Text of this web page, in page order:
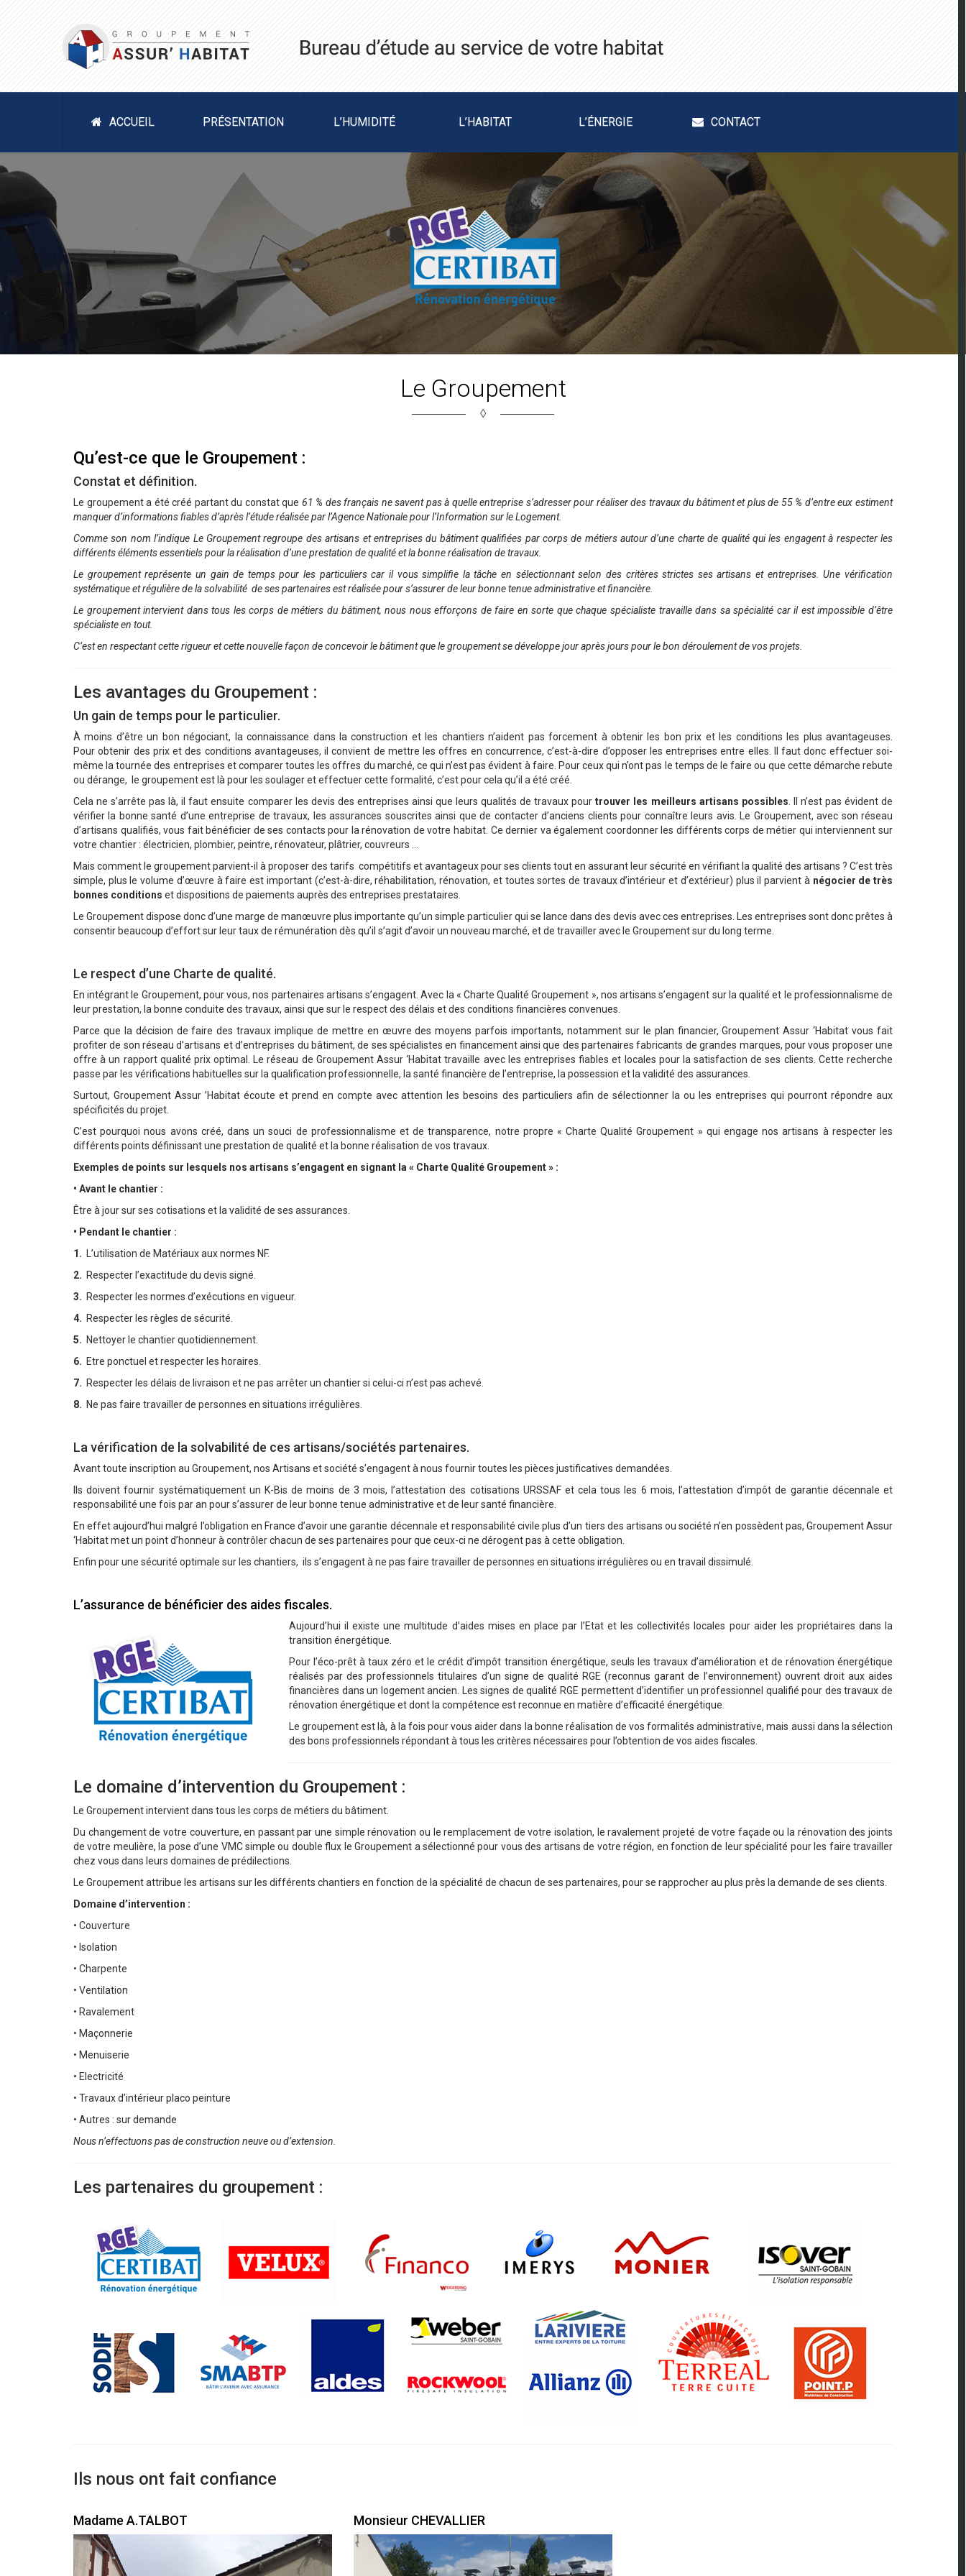
ACCUEIL PRÉSENTATION L’HUMIDITÉ L’HABITAT L’ÉNERGIE CONTACT
Le Groupement
◊
Qu’est-ce que le Groupement :
Constat et définition.
Le groupement a été créé partant du constat que 61 % des français ne savent pas à quelle entreprise s’adresser pour réaliser des travaux du bâtiment et plus de 55 % d’entre eux estiment
manquer d’informations fiables d’après l’étude réalisée par l’Agence Nationale pour l’Information sur le Logement.
Comme son nom l’indique Le Groupement regroupe des artisans et entreprises du bâtiment qualifiées par corps de métiers autour d’une charte de qualité qui les engagent à respecter les
différents éléments essentiels pour la réalisation d’une prestation de qualité et la bonne réalisation de travaux.
Le groupement représente un gain de temps pour les particuliers car il vous simplifie la tâche en sélectionnant selon des critères strictes ses artisans et entreprises. Une vérification
systématique et régulière de la solvabilité de ses partenaires est réalisée pour s’assurer de leur bonne tenue administrative et financière.
Le groupement intervient dans tous les corps de métiers du bâtiment, nous nous efforçons de faire en sorte que chaque spécialiste travaille dans sa spécialité car il est impossible d’être
spécialiste en tout.
C’est en respectant cette rigueur et cette nouvelle façon de concevoir le bâtiment que le groupement se développe jour après jours pour le bon déroulement de vos projets.
Les avantages du Groupement :
Un gain de temps pour le particulier.
À moins d’être un bon négociant, la connaissance dans la construction et les chantiers n’aident pas forcement à obtenir les bon prix et les conditions les plus avantageuses.
Pour obtenir des prix et des conditions avantageuses, il convient de mettre les offres en concurrence, c’est-à-dire d’opposer les entreprises entre elles. Il faut donc effectuer soi-
même la tournée des entreprises et comparer toutes les offres du marché, ce qui n’est pas évident à faire. Pour ceux qui n’ont pas le temps de le faire ou que cette démarche rebute
ou dérange, le groupement est là pour les soulager et effectuer cette formalité, c’est pour cela qu’il a été créé.
Cela ne s’arrête pas là, il faut ensuite comparer les devis des entreprises ainsi que leurs qualités de travaux pourtrouver les meilleurs artisans possibles . Il n’est pas évident de
vérifier la bonne santé d’une entreprise de travaux, les assurances souscrites ainsi que de contacter d’anciens clients pour connaître leurs avis. Le Groupement, avec son réseau
d’artisans qualifiés, vous fait bénéficier de ses contacts pour la rénovation de votre habitat. Ce dernier va également coordonner les différents corps de métier qui interviennent sur
votre chantier : électricien, plombier, peintre, rénovateur, plâtrier, couvreurs …
Mais comment le groupement parvient-il à proposer des tarifs compétitifs et avantageux pour ses clients tout en assurant leur sécurité en vérifiant la qualité des artisans ? C’est très
simple, plus le volume d’œuvre à faire est important (c’est-à-dire, réhabilitation, rénovation, et toutes sortes de travaux d’intérieur et d’extérieur) plus il parvient à négocier de très
bonnes conditions et dispositions de paiements auprès des entreprises prestataires.
Le Groupement dispose donc d’une marge de manœuvre plus importante qu’un simple particulier qui se lance dans des devis avec ces entreprises. Les entreprises sont donc prêtes à
consentir beaucoup d’effort sur leur taux de rémunération dès qu’il s’agit d’avoir un nouveau marché, et de travailler avec le Groupement sur du long terme.
Le respect d’une Charte de qualité.
En intégrant le Groupement, pour vous, nos partenaires artisans s’engagent. Avec la « Charte Qualité Groupement », nos artisans s’engagent sur la qualité et le professionnalisme de
leur prestation, la bonne conduite des travaux, ainsi que sur le respect des délais et des conditions financières convenues.
Parce que la décision de faire des travaux implique de mettre en œuvre des moyens parfois importants, notamment sur le plan financier, Groupement Assur ‘Habitat vous fait
profiter de son réseau d’artisans et d’entreprises du bâtiment, de ses spécialistes en financement ainsi que des partenaires fabricants de grandes marques, pour vous proposer une
offre à un rapport qualité prix optimal. Le réseau de Groupement Assur ‘Habitat travaille avec les entreprises fiables et locales pour la satisfaction de ses clients. Cette recherche
passe par les vérifications habituelles sur la qualification professionnelle, la santé financière de l’entreprise, la possession et la validité des assurances.
Surtout, Groupement Assur ’Habitat écoute et prend en compte avec attention les besoins des particuliers afin de sélectionner la ou les entreprises qui pourront répondre aux
spécificités du projet.
C’est pourquoi nous avons créé, dans un souci de professionnalisme et de transparence, notre propre « Charte Qualité Groupement » qui engage nos artisans à respecter les
différents points définissant une prestation de qualité et la bonne réalisation de vos travaux.
Exemples de points sur lesquels nos artisans s’engagent en signant la « Charte Qualité Groupement » :
• Avant le chantier :
Être à jour sur ses cotisations et la validité de ses assurances.
• Pendant le chantier :
1.
L’utilisation de Matériaux aux normes NF.
2. Respecter l’exactitude du devis signé.
3. Respecter les normes d’exécutions en vigueur.
4. Respecter les règles de sécurité.
5. Nettoyer le chantier quotidiennement.
6. Etre ponctuel et respecter les horaires.
7. Respecter les délais de livraison et ne pas arrêter un chantier si celui-ci n’est pas achevé.
8. Ne pas faire travailler de personnes en situations irrégulières.
La vérification de la solvabilité de ces artisans/sociétés partenaires.
Avant toute inscription au Groupement, nos Artisans et société s’engagent à nous fournir toutes les pièces justificatives demandées.
Ils doivent fournir systématiquement un K-Bis de moins de 3 mois, l’attestation des cotisations URSSAF et cela tous les 6 mois, l’attestation d’impôt de garantie décennale et
responsabilité une fois par an pour s’assurer de leur bonne tenue administrative et de leur santé financière.
En effet aujourd’hui malgré l’obligation en France d’avoir une garantie décennale et responsabilité civile plus d’un tiers des artisans ou société n’en possèdent pas, Groupement Assur
‘Habitat met un point d’honneur à contrôler chacun de ses partenaires pour que ceux-ci ne dérogent pas à cette obligation.
Enfin pour une sécurité optimale sur les chantiers, ils s’engagent à ne pas faire travailler de personnes en situations irrégulières ou en travail dissimulé.
L’assurance de bénéficier des aides fiscales.
Aujourd’hui il existe une multitude d’aides mises en place par l’Etat et les collectivités locales pour aider les propriétaires dans la
transition énergétique.
Pour l’éco-prêt à taux zéro et le crédit d’impôt transition énergétique, seuls les travaux d’amélioration et de rénovation énergétique
réalisés par des professionnels titulaires d’un signe de qualité RGE (reconnus garant de l’environnement) ouvrent droit aux aides
financières dans un logement ancien. Les signes de qualité RGE permettent d’identifier un professionnel qualifié pour des travaux de
rénovation énergétique et dont la compétence est reconnue en matière d’efficacité énergétique.
Le groupement est là, à la fois pour vous aider dans la bonne réalisation de vos formalités administrative, mais aussi dans la sélection
des bons professionnels répondant à tous les critères nécessaires pour l’obtention de vos aides fiscales.
Le domaine d’intervention du Groupement :
Le Groupement intervient dans tous les corps de métiers du bâtiment.
Du changement de votre couverture, en passant par une simple rénovation ou le remplacement de votre isolation, le ravalement projeté de votre façade ou la rénovation des joints
de votre meulière, la pose d’une VMC simple ou double flux le Groupement a sélectionné pour vous des artisans de votre région, en fonction de leur spécialité pour les faire travailler
chez vous dans leurs domaines de prédilections.
Le Groupement attribue les artisans sur les différents chantiers en fonction de la spécialité de chacun de ses partenaires, pour se rapprocher au plus près la demande de ses clients.
Domaine d’intervention :
• Couverture
• Isolation
• Charpente
• Ventilation
• Ravalement
• Maçonnerie
• Menuiserie
• Electricité
• Travaux d’intérieur placo peinture
• Autres : sur demande
Nous n’effectuons pas de construction neuve ou d’extension.
Les partenaires du groupement :
Ils nous ont fait confiance
Madame A.TALBOT Monsieur CHEVALLIER